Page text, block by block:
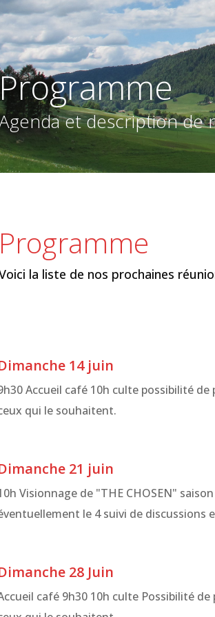
et description de
Programme
la liste de nos prochaines
14 juin
Accueil café 10h culte possibilité
qui le souhaitent.
21 juin
Visionnage de "THE CHOSEN"
le 4 suivi de discussions
28 Juin
café 9h30 10h culte Possibilité